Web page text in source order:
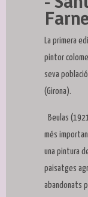
La primera
pintor
seva
(Girona).
Beulas
més
una pintura
paisatges
abandonats